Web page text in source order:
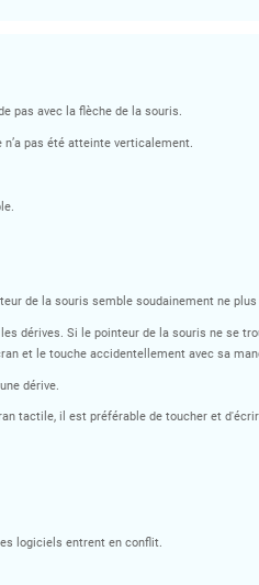
pas avec la flèche de la souris.
pas été atteinte verticalement.
de la souris semble soudainement ne
dérives. Si le pointeur de la souris ne se
et le touche accidentellement avec sa
dérive.
tactile, il est préférable de toucher et
logiciels entrent en conflit.